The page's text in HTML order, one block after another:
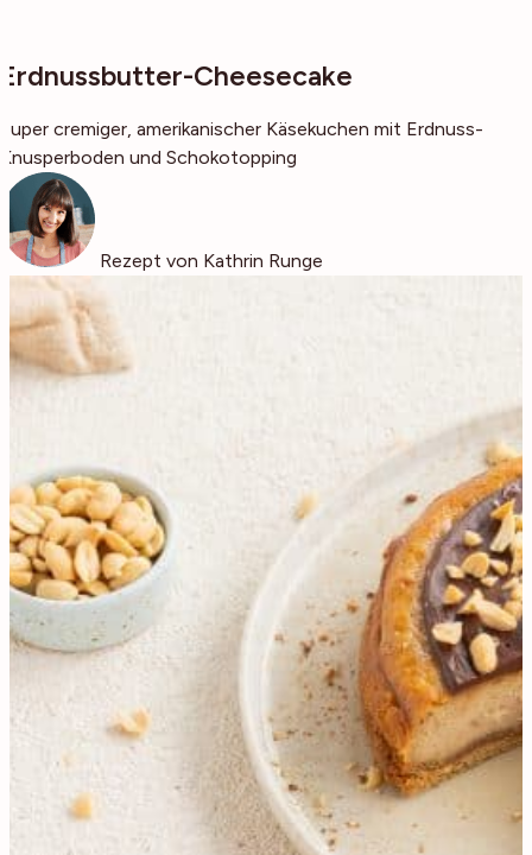
Erdnussbutter-Cheesecake
Super cremiger, amerikanischer Käsekuchen mit Erdnuss-
Knusperboden und Schokotopping
Rezept von Kathrin Runge